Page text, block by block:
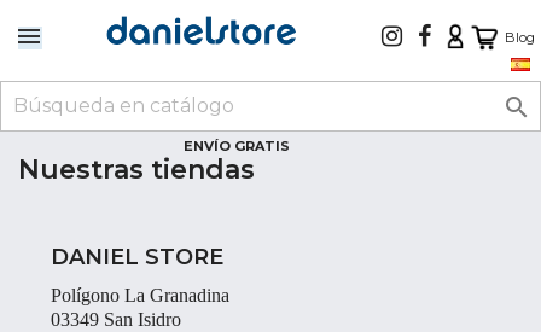
Blog

ENVÍO GRATIS
Nuestras tiendas
DANIEL STORE
Polígono La Granadina
03349 San Isidro